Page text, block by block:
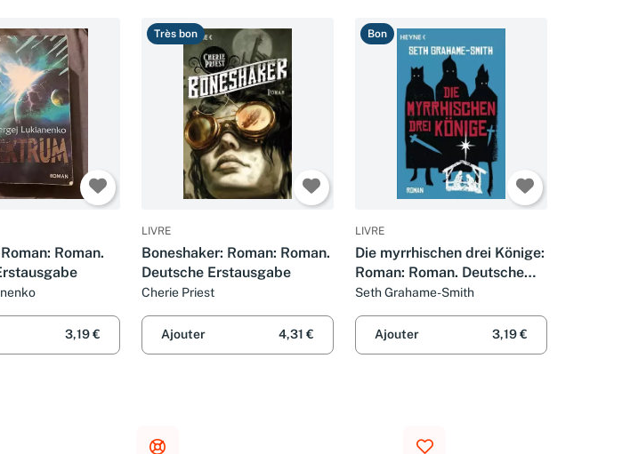
Roman.
3,19 €
Très bon
LIVRE
Boneshaker: Roman: Roman.
Deutsche Erstausgabe
Cherie Priest
Ajouter 4,31 €
Bon
LIVRE
Die myrrhischen drei Könige:
Roman: Roman. Deutsche
Erstausgabe. Deutsche
Erstausgabe
Seth Grahame-Smith
Ajouter 3,19 €